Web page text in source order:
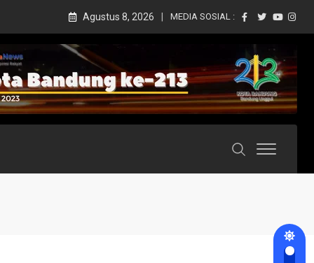
Agustus 8, 2026 MEDIA SOSIAL :